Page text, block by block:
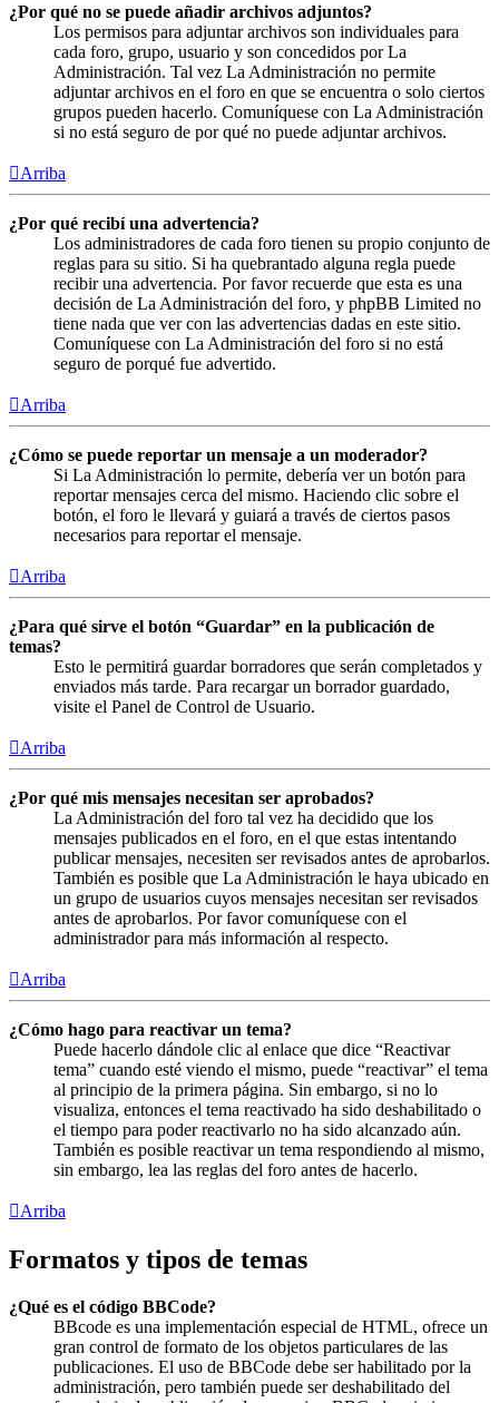
¿Por qué no se puede añadir archivos adjuntos?
Los permisos para adjuntar archivos son individuales para
cada foro, grupo, usuario y son concedidos por La
Administración. Tal vez La Administración no permite
adjuntar archivos en el foro en que se encuentra o solo ciertos
grupos pueden hacerlo. Comuníquese con La Administración
si no está seguro de por qué no puede adjuntar archivos.
Arriba
¿Por qué recibí una advertencia?
Los administradores de cada foro tienen su propio conjunto de
reglas para su sitio. Si ha quebrantado alguna regla puede
recibir una advertencia. Por favor recuerde que esta es una
decisión de La Administración del foro, y phpBB Limited no
tiene nada que ver con las advertencias dadas en este sitio.
Comuníquese con La Administración del foro si no está
seguro de porqué fue advertido.
Arriba
¿Cómo se puede reportar un mensaje a un moderador?
Si La Administración lo permite, debería ver un botón para
reportar mensajes cerca del mismo. Haciendo clic sobre el
botón, el foro le llevará y guiará a través de ciertos pasos
necesarios para reportar el mensaje.
Arriba
¿Para qué sirve el botón “Guardar” en la publicación de
temas?
Esto le permitirá guardar borradores que serán completados y
enviados más tarde. Para recargar un borrador guardado,
visite el Panel de Control de Usuario.
Arriba
¿Por qué mis mensajes necesitan ser aprobados?
La Administración del foro tal vez ha decidido que los
mensajes publicados en el foro, en el que estas intentando
publicar mensajes, necesiten ser revisados antes de aprobarlos.
También es posible que La Administración le haya ubicado en
un grupo de usuarios cuyos mensajes necesitan ser revisados
antes de aprobarlos. Por favor comuníquese con el
administrador para más información al respecto.
Arriba
¿Cómo hago para reactivar un tema?
Puede hacerlo dándole clic al enlace que dice “Reactivar
tema” cuando esté viendo el mismo, puede “reactivar” el tema
al principio de la primera página. Sin embargo, si no lo
visualiza, entonces el tema reactivado ha sido deshabilitado o
el tiempo para poder reactivarlo no ha sido alcanzado aún.
También es posible reactivar un tema respondiendo al mismo,
sin embargo, lea las reglas del foro antes de hacerlo.
Arriba
Formatos y tipos de temas
¿Qué es el código BBCode?
BBcode es una implementación especial de HTML, ofrece un
gran control de formato de los objetos particulares de las
publicaciones. El uso de BBCode debe ser habilitado por la
administración, pero también puede ser deshabilitado del